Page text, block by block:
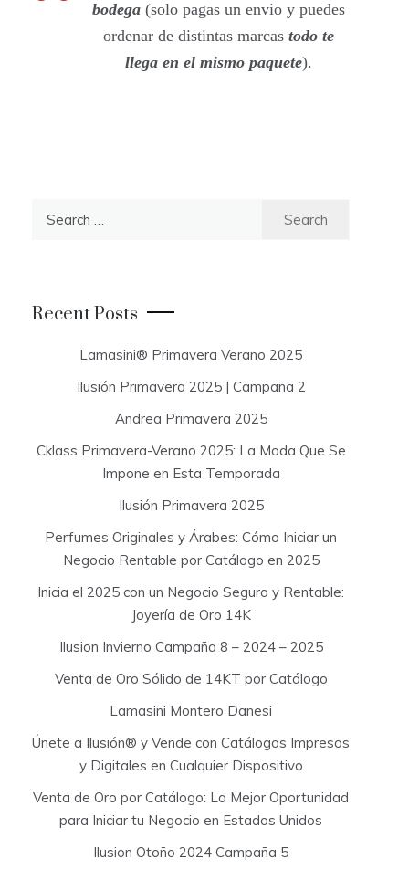
bodega (solo pagas un envio y puedes
ordenar de distintas marcastodo te
llega en el mismo paquete).
r
:
Recent Posts
Lamasini® Primavera Verano 2025
Ilusión Primavera 2025 | Campaña 2
Andrea Primavera 2025
Cklass Primavera-Verano 2025: La Moda Que Se
Impone en Esta Temporada
Ilusión Primavera 2025
Perfumes Originales y Árabes: Cómo Iniciar un
Negocio Rentable por Catálogo en 2025
Inicia el 2025 con un Negocio Seguro y Rentable:
Joyería de Oro 14K
Ilusion Invierno Campaña 8 – 2024 – 2025
Venta de Oro Sólido de 14KT por Catálogo
Lamasini Montero Danesi
Únete a Ilusión® y Vende con Catálogos Impresos
y Digitales en Cualquier Dispositivo
Venta de Oro por Catálogo: La Mejor Oportunidad
para Iniciar tu Negocio en Estados Unidos
Ilusion Otoño 2024 Campaña 5